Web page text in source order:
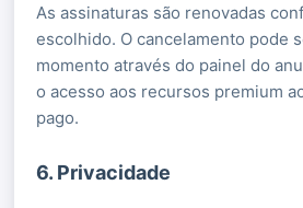
As assinaturas são renovadas
escolhido. O cancelamento pode
momento através do painel do
o acesso aos recursos premium
pago.
6. Privacidade